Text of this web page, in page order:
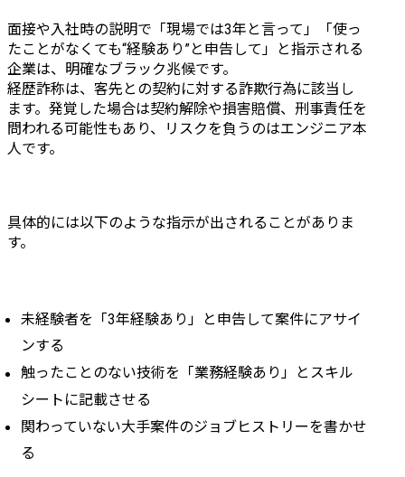
面接や入社時の説明で「現場では3年と言って」「使っ
たことがなくても“経験あり”と申告して」と指示される
企業は、明確なブラック兆候です。
経歴詐称は、客先との契約に対する詐欺行為に該当し
ます。発覚した場合は契約解除や損害賠償、刑事責任を
問われる可能性もあり、リスクを負うのはエンジニア本
人です。
具体的には以下のような指示が出されることがありま
す。
未経験者を「3年経験あり」と申告して案件にアサイ
ンする
触ったことのない技術を「業務経験あり」とスキル
シートに記載させる
関わっていない大手案件のジョブヒストリーを書かせ
る